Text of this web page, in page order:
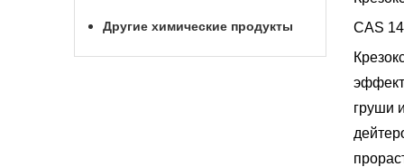
Другие химические продукты
CAS
груши